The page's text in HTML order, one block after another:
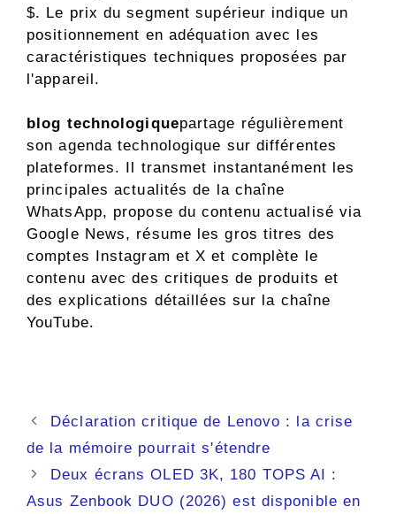
$. Le prix du segment supérieur indique un
positionnement en adéquation avec les
caractéristiques techniques proposées par
l'appareil.
blog technologiquepartage régulièrement
son agenda technologique sur différentes
plateformes. Il transmet instantanément les
principales actualités de la chaîne
WhatsApp, propose du contenu actualisé via
Google News, résume les gros titres des
comptes Instagram et X et complète le
contenu avec des critiques de produits et
des explications détaillées sur la chaîne
YouTube.
Navigation
des
Déclaration critique de Lenovo : la crise
de la mémoire pourrait s'étendre
Deux écrans OLED 3K, 180 TOPS AI :
Asus Zenbook DUO (2026) est disponible en